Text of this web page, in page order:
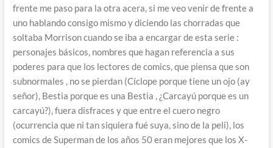
frente me paso para la otra acera, si me veo venir de frente a
uno hablando consigo mismo y diciendo las chorradas que
soltaba Morrison cuando se iba a encargar de esta serie :
personajes básicos, nombres que hagan referencia a sus
poderes para que los lectores de comics, que piensa que son
subnormales , no se pierdan (Cíclope porque tiene un ojo (ay
señor), Bestia porque es una Bestia , ¿Carcayú porque es un
carcayú?), fuera disfraces y que entre el cuero negro
(ocurrencia que ni tan siquiera fué suya, sino de la peli), los
comics de Superman de los años 50 eran mejores que los X-